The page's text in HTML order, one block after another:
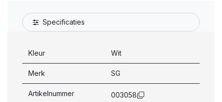
Specificaties
Kleur Wit
Merk SG
Artikelnummer 003058